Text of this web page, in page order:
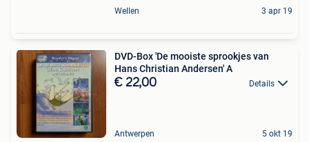
Wellen 3 apr 19
DVD-Box 'De mooiste sprookjes van
Hans Christian Andersen' A
€ 22,00 Details
Antwerpen 5 okt 19